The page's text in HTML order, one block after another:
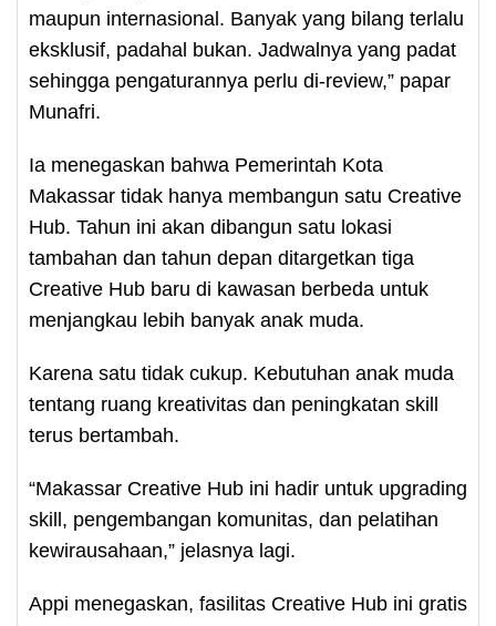
maupun internasional. Banyak yang bilang terlalu
eksklusif, padahal bukan. Jadwalnya yang padat
sehingga pengaturannya perlu di-review,” papar
Munafri.
Ia menegaskan bahwa Pemerintah Kota
Makassar tidak hanya membangun satu Creative
Hub. Tahun ini akan dibangun satu lokasi
tambahan dan tahun depan ditargetkan tiga
Creative Hub baru di kawasan berbeda untuk
menjangkau lebih banyak anak muda.
Karena satu tidak cukup. Kebutuhan anak muda
tentang ruang kreativitas dan peningkatan skill
terus bertambah.
“Makassar Creative Hub ini hadir untuk upgrading
skill, pengembangan komunitas, dan pelatihan
kewirausahaan,” jelasnya lagi.
Appi menegaskan, fasilitas Creative Hub ini gratis